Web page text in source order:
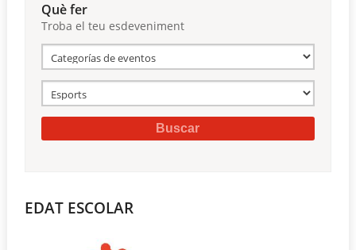
Reserves
Què fer
Troba el teu esdeveniment
EDAT ESCOLAR